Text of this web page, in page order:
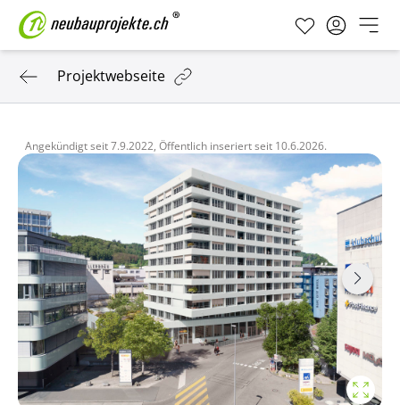
Projektwebseite
Angekündigt seit7.9.2022, Öffentlich inseriert seit 10.6.2026.